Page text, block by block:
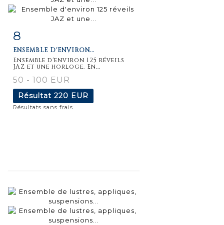
détaillée
8
ENSEMBLE D'ENVIRON...
Ensemble d'environ 125 réveils
JAZ et une horloge. En...
50 - 100 EUR
Résultat 220 EUR
Résultats sans frais